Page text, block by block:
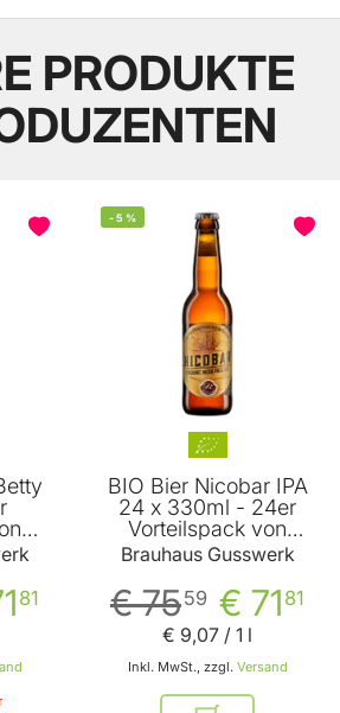
PRODUKTE
81
-5 %
BIO Bier Nicobar IPA
24 x 330ml - 24er
Vorteilspack von
Brauhaus Gusswerk
Brauhaus Gusswerk
€ 71 81
€ 7559
Inkl. MwSt., zzgl. Versand
€ 9,07 / 1 l